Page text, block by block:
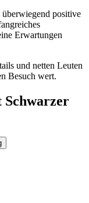
überwiegend positive
Erwartungen
und netten Leuten
Besuch wert.
Schwarzer